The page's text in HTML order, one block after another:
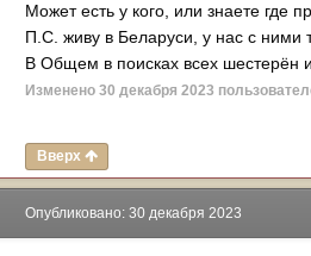
Может есть у кого, или знаете где
П.С. живу в Беларуси, у нас с ними
В Общем в поисках всех шестерён
Изменено 30 декабря 2023
Вверх
Опубликовано: 30 декабря 2023